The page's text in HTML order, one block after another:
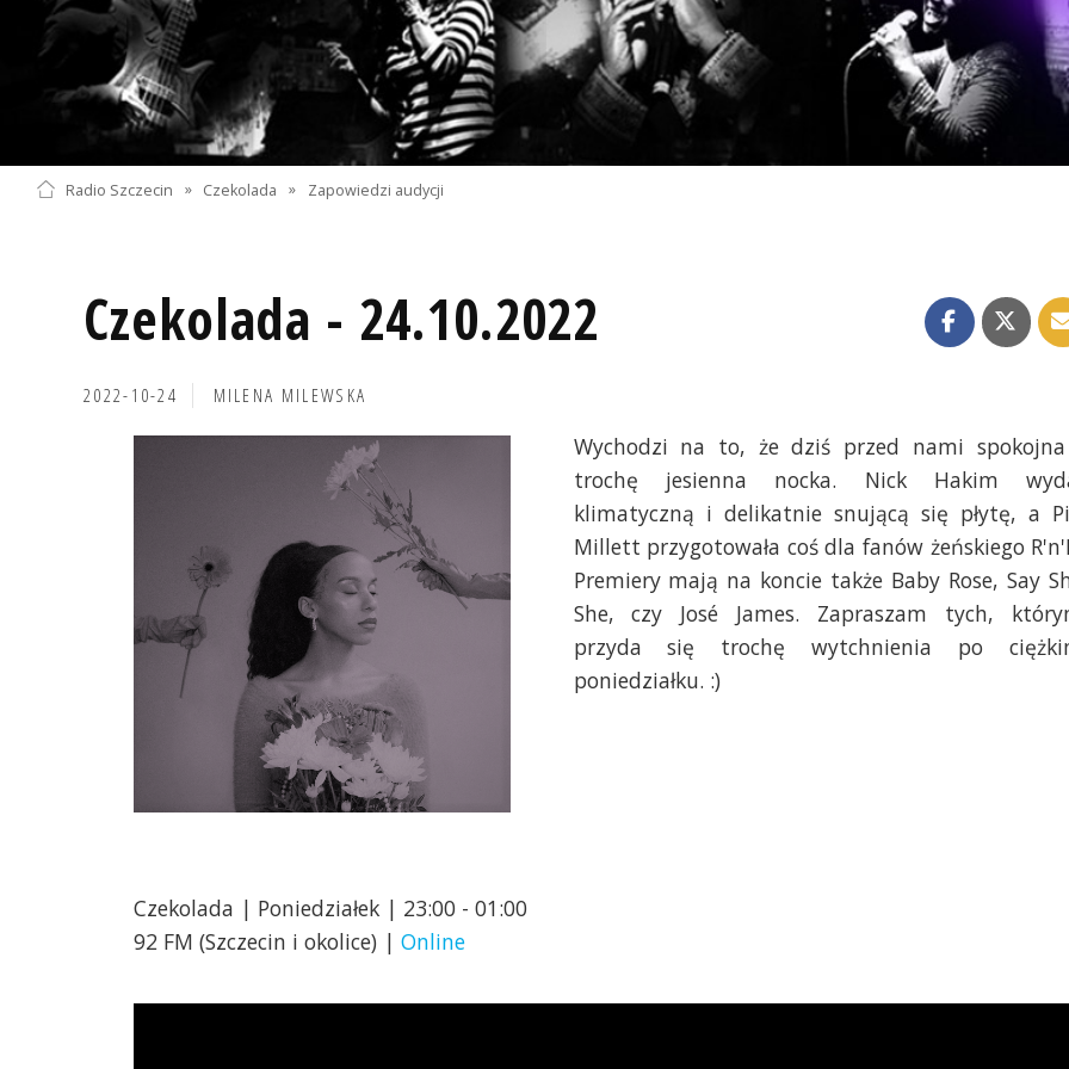
Radio Szczecin » Czekolada » Zapowiedzi audycji
Czekolada - 24.10.2022
2022-10-24 MILENA MILEWSKA
Wychodzi na to, że dziś przed nami
trochę jesienna nocka. Nick Hakim
klimatyczną i delikatnie snującą się płytę, a
Millett przygotowała coś dla fanów żeńskiego
Premiery mają na koncie także Baby Rose, Say
She, czy José James. Zapraszam tych,
przyda się trochę wytchnienia po
poniedziałku. :)
Czekolada | Poniedziałek | 23:00 - 01:00
92 FM (Szczecin i okolice) | Online